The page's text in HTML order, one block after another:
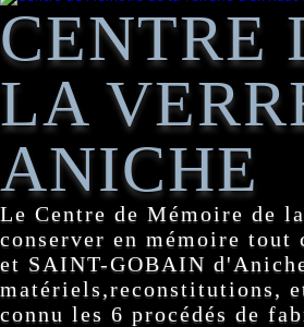
CENTRE
LA
ANICHE
Le Centre de Mémoire de
conserver en mémoire tout
et SAINT-GOBAIN
matériels,reconstitutions,
connu les 6 procédés de